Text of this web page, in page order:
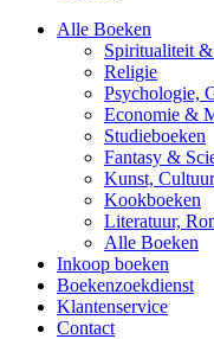
Alle Boeken
Spiritualiteit
Religie
Psychologie,
Economie &
Studieboeken
Fantasy &
Kunst,
Kookboeken
Literatuur,
Alle Boeken
Inkoop boeken
Boekenzoekdienst
Klantenservice
Contact